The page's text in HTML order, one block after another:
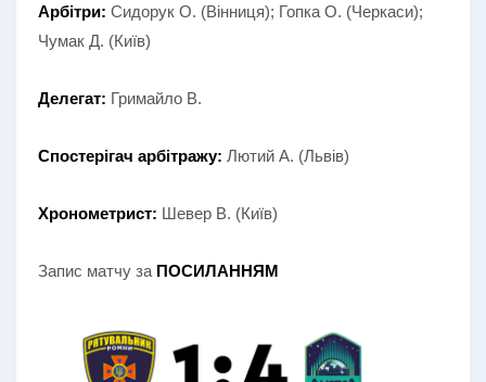
Арбітри: Сидорук О. (Вінниця); Гопка О. (Черкаси);
Чумак Д. (Київ)
Делегат: Гримайло В.
Спостерігач арбітражу: Лютий А. (Львів)
Хронометрист: Шевер В. (Київ)
Запис матчу за ПОСИЛАННЯМ